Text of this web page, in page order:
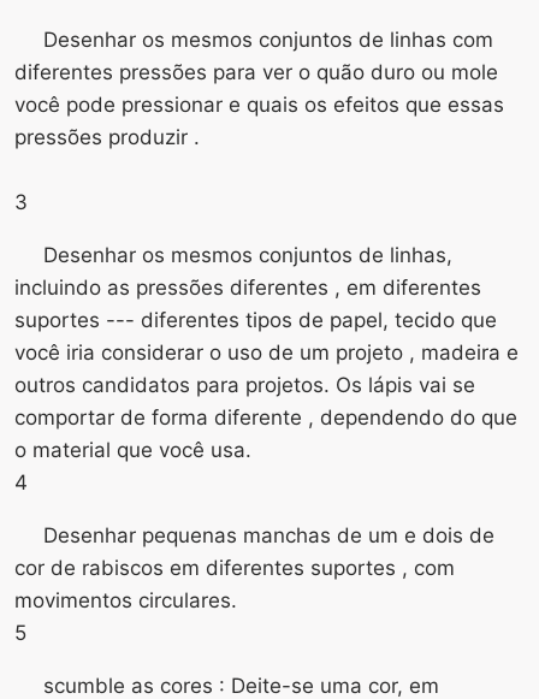
Desenhar os mesmos conjuntos de linhas com
diferentes pressões para ver o quão duro ou mole
você pode pressionar e quais os efeitos que essas
pressões produzir .
3
Desenhar os mesmos conjuntos de linhas,
incluindo as pressões diferentes , em diferentes
suportes --- diferentes tipos de papel, tecido que
você iria considerar o uso de um projeto , madeira e
outros candidatos para projetos. Os lápis vai se
comportar de forma diferente , dependendo do que
o material que você usa.
4
Desenhar pequenas manchas de um e dois de
cor de rabiscos em diferentes suportes , com
movimentos circulares.
5
scumble as cores : Deite-se uma cor, em